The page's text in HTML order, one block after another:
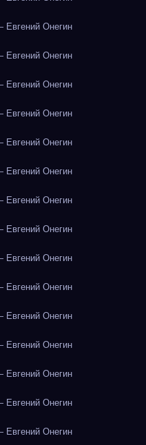
Онегин
Онегин
Онегин
Онегин
Онегин
Онегин
Онегин
Онегин
Онегин
Онегин
Онегин
Онегин
Онегин
Онегин
Онегин